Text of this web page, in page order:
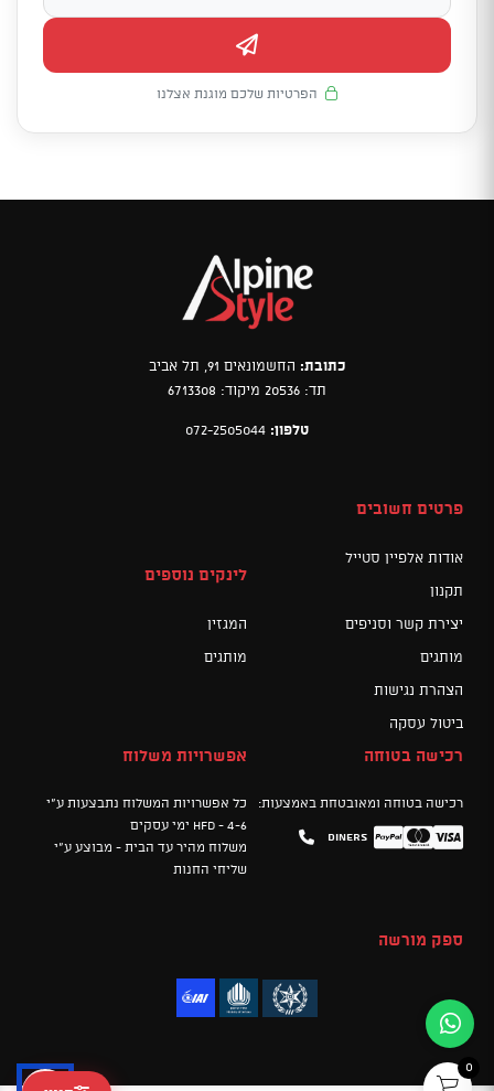
הפרטיות שלכם מוגנת אצלנו
כתובת: החשמונאים 91, תל אביב
תד: 20536 מיקוד: 6713308
טלפון: 072-2505044
פרטים חשובים
אודות אלפיין סטייל
תקנון
יצירת קשר וסניפים
מותגים
הצהרת נגישות
ביטול עסקה
לינקים נוספים
המגזין
מותגים
רכישה בטוחה
רכישה בטוחה ומאובטחת באמצעות:
Visa
Mastercard
PayPal
Diners
אפשרויות משלוח
כל אפשרויות המשלוח נתבצעות ע"י
HFD - 4-6 ימי עסקים
משלוח מהיר עד הבית - מבוצע ע"י
שליחי החנות
ספק מורשה
0